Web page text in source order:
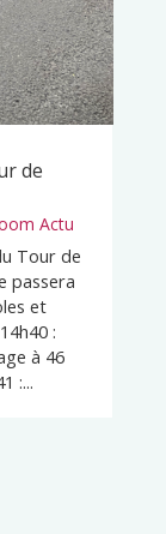
de
Actu
Tour de
passera
et
:
à 46
:...